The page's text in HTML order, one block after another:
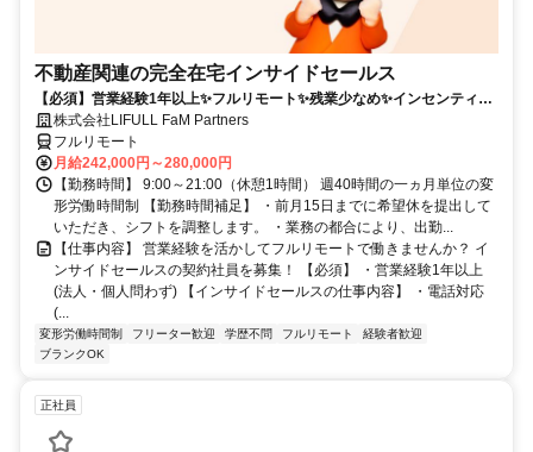
不動産関連の完全在宅インサイドセールス
【必須】営業経験1年以上✨フルリモート✨残業少なめ✨インセンティブ
有 株式会社LIFULL FaM Partners
フルリモート
月給242,000円～280,000円
【勤務時間】 9:00～21:00（休憩1時間） 週40時間の一ヵ月単位の変
形労働時間制 【勤務時間補足】 ・前月15日までに希望休を提出して
いただき、シフトを調整します。 ・業務の都合により、出勤...
【仕事内容】 営業経験を活かしてフルリモートで働きませんか？ イ
ンサイドセールスの契約社員を募集！ 【必須】 ・営業経験1年以上
(法人・個人問わず) 【インサイドセールスの仕事内容】 ・電話対応
(...
変形労働時間制 フリーター歓迎 学歴不問 フルリモート
経験者歓迎
ブランクOK
正社員